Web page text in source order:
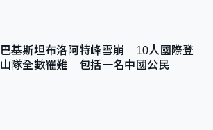
巴基斯坦布洛阿特峰雪崩 10人國際登
山隊全數罹難 包括一名中國公民